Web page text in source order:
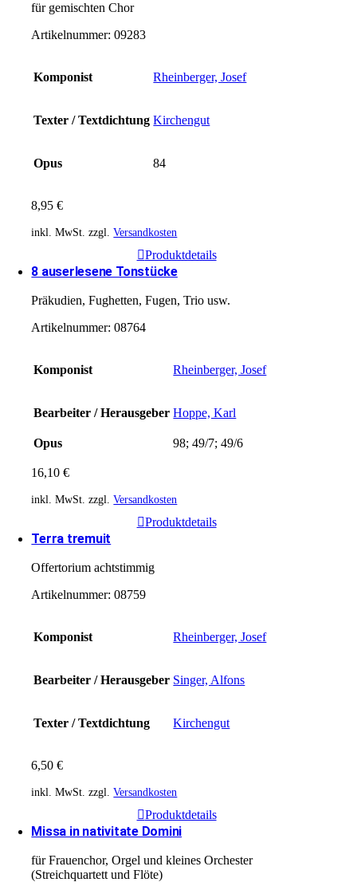
für gemischten Chor
Artikelnummer:09283
Komponist Rheinberger, Josef
Texter / Textdichtung Kirchengut
Opus 84
8,95€
inkl. MwSt. zzgl.Versandkosten
Produktdetails
8 auserlesene Tonstücke
Präkudien, Fughetten, Fugen, Trio usw.
Artikelnummer:08764
Komponist Rheinberger, Josef
Bearbeiter / Herausgeber Hoppe, Karl
Opus 98; 49/7; 49/6
16,10€
inkl. MwSt. zzgl.Versandkosten
Produktdetails
Terra tremuit
Offertorium achtstimmig
Artikelnummer:08759
Komponist Rheinberger, Josef
Bearbeiter / Herausgeber Singer, Alfons
Texter / Textdichtung Kirchengut
6,50€
inkl. MwSt. zzgl.Versandkosten
Produktdetails
Missa in nativitate Domini
für Frauenchor, Orgel und kleines Orchester
(Streichquartett und Flöte)